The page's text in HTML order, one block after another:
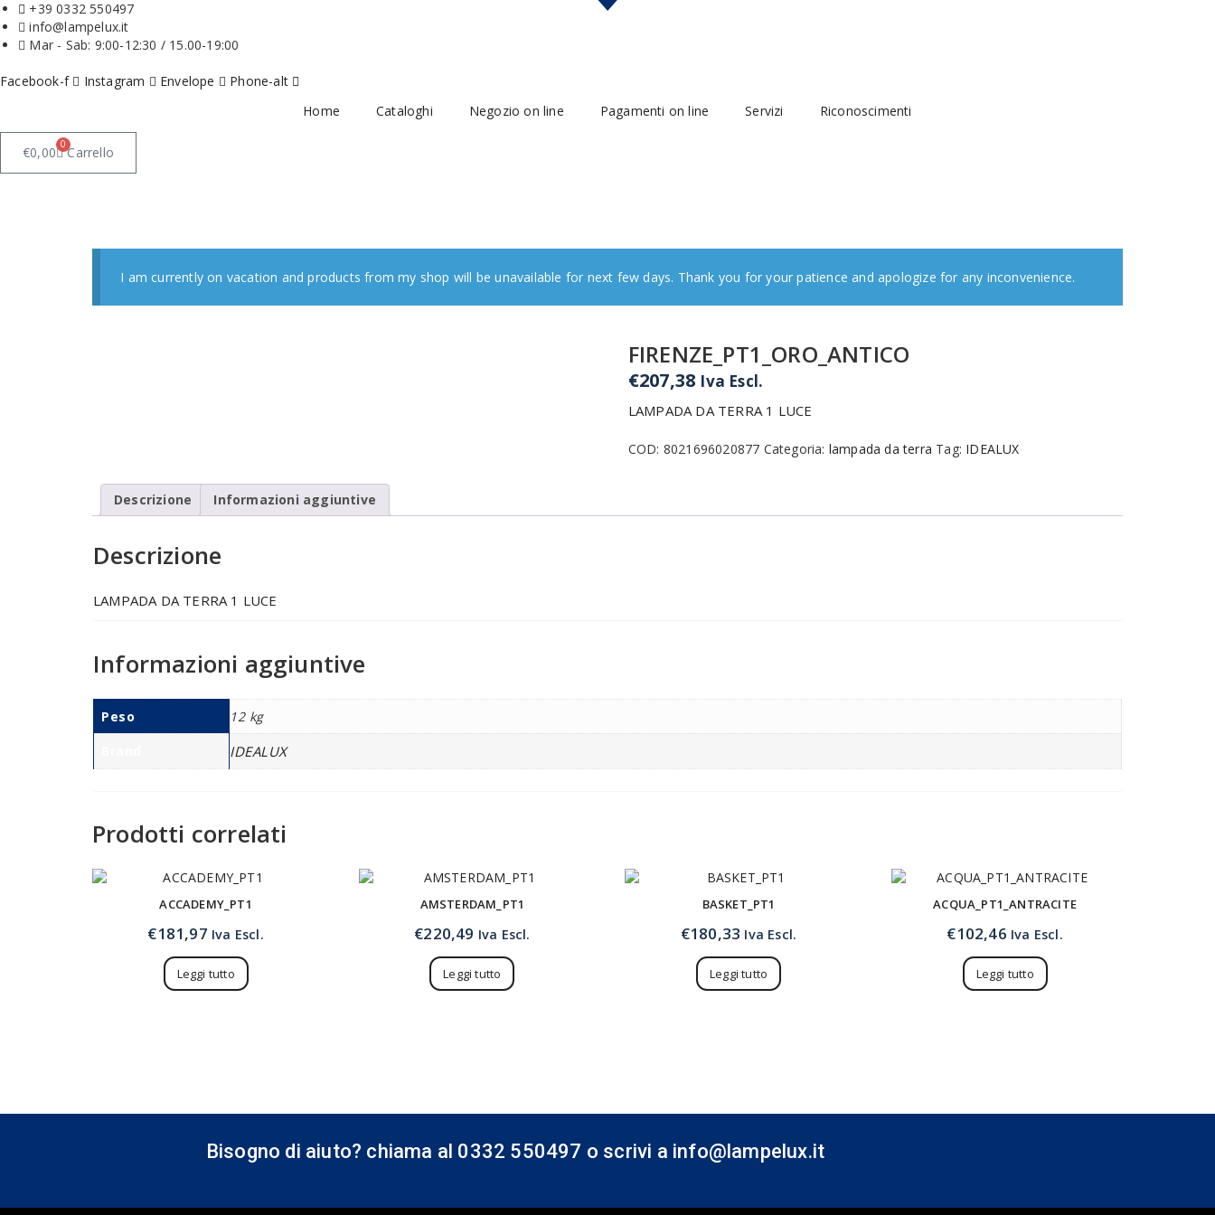
+39 0332 550497
info@lampelux.it
Mar - Sab: 9:00-12:30 / 15.00-19:00
Facebook-f Instagram Envelope
Phone-alt
Home
Cataloghi Negozio on line Pagamenti on line Servizi Riconoscimenti
€0,00 0Carrello
I am currently on vacation and products from my shop will be unavailable for next few days. Thank you for your patience and apologize for any inconvenience.
FIRENZE_PT1_ORO_ANTICO
€207,38 Iva Escl.
LAMPADA DA TERRA 1 LUCE
COD: 8021696020877 Categoria: lampada da terra Tag: IDEALUX
Descrizione Informazioni aggiuntive
Descrizione
LAMPADA DA TERRA 1 LUCE
Informazioni aggiuntive
Peso
12 kg
IDEALUX
Prodotti correlati
ACCADEMY_PT1
€181,97 Iva Escl.
Leggi tutto
AMSTERDAM_PT1
€220,49 Iva Escl.
Leggi tutto
BASKET_PT1
€180,33 Iva Escl.
Leggi tutto
ACQUA_PT1_ANTRACITE
€102,46 Iva Escl.
Leggi tutto
Bisogno di aiuto? chiama al 0332 550497 o scrivi a info@lampelux.it